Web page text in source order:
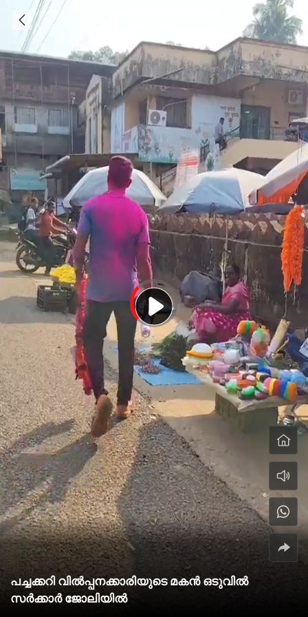
പച്ചക്കറി വിൽപ്പനക്കാരിയുടെ മകൻ ഒടുവിൽ
സർക്കാർ ജോലിയിൽ